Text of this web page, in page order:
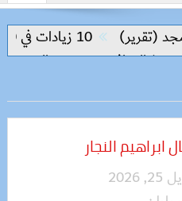
10 زيادات في 10 سنوات.. هل حان الوقت لرفع دعم البنزين نهائيا؟
المرافق
سعر الحديد
النجار
2026